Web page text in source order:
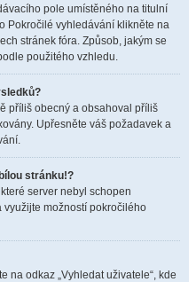
pole umístěného na titulní
Pokročilé vyhledávání klikněte na
stránek fóra. Způsob, jakým se
použitého vzhledu.
příliš obecný a obsahoval příliš
Upřesněte váš požadavek a
stránku!?
server nebyl schopen
využijte možností pokročilého
na odkaz „Vyhledat uživatele“, kde